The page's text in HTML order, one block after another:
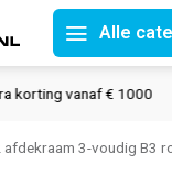
Alle
vanaf € 1000
3-voudig B3